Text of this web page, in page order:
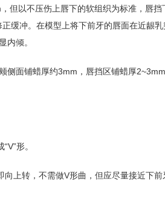
但以不压伤上唇下的软组织为标准，唇
缓冲。在模型上将下前牙的唇面在近龈
内倾。
侧面铺蜡厚约3mm，唇挡区铺蜡厚
形。
上转，不需做V形曲，但应尽量接近下